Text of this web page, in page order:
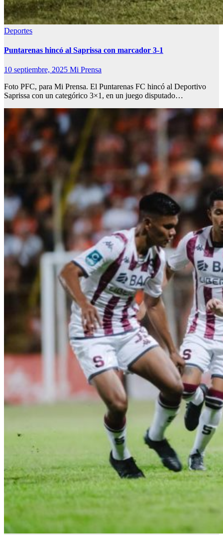
Deportes
Puntarenas hincó al Saprissa con marcador 3-1
10 septiembre, 2025 Mi Prensa
Foto PFC, para Mi Prensa. El Puntarenas FC hincó al Deportivo
Saprissa con un categórico 3×1, en un juego disputado…